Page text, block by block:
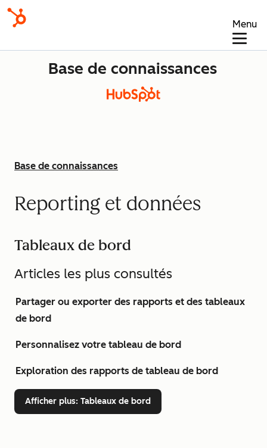
Menu
Base de connaissances
Base de connaissances
Reporting et données
Tableaux de bord
Articles les plus consultés
Partager ou exporter des rapports et des tableaux
de bord
Personnalisez votre tableau de bord
Exploration des rapports de tableau de bord
Afficher plus: Tableaux de bord